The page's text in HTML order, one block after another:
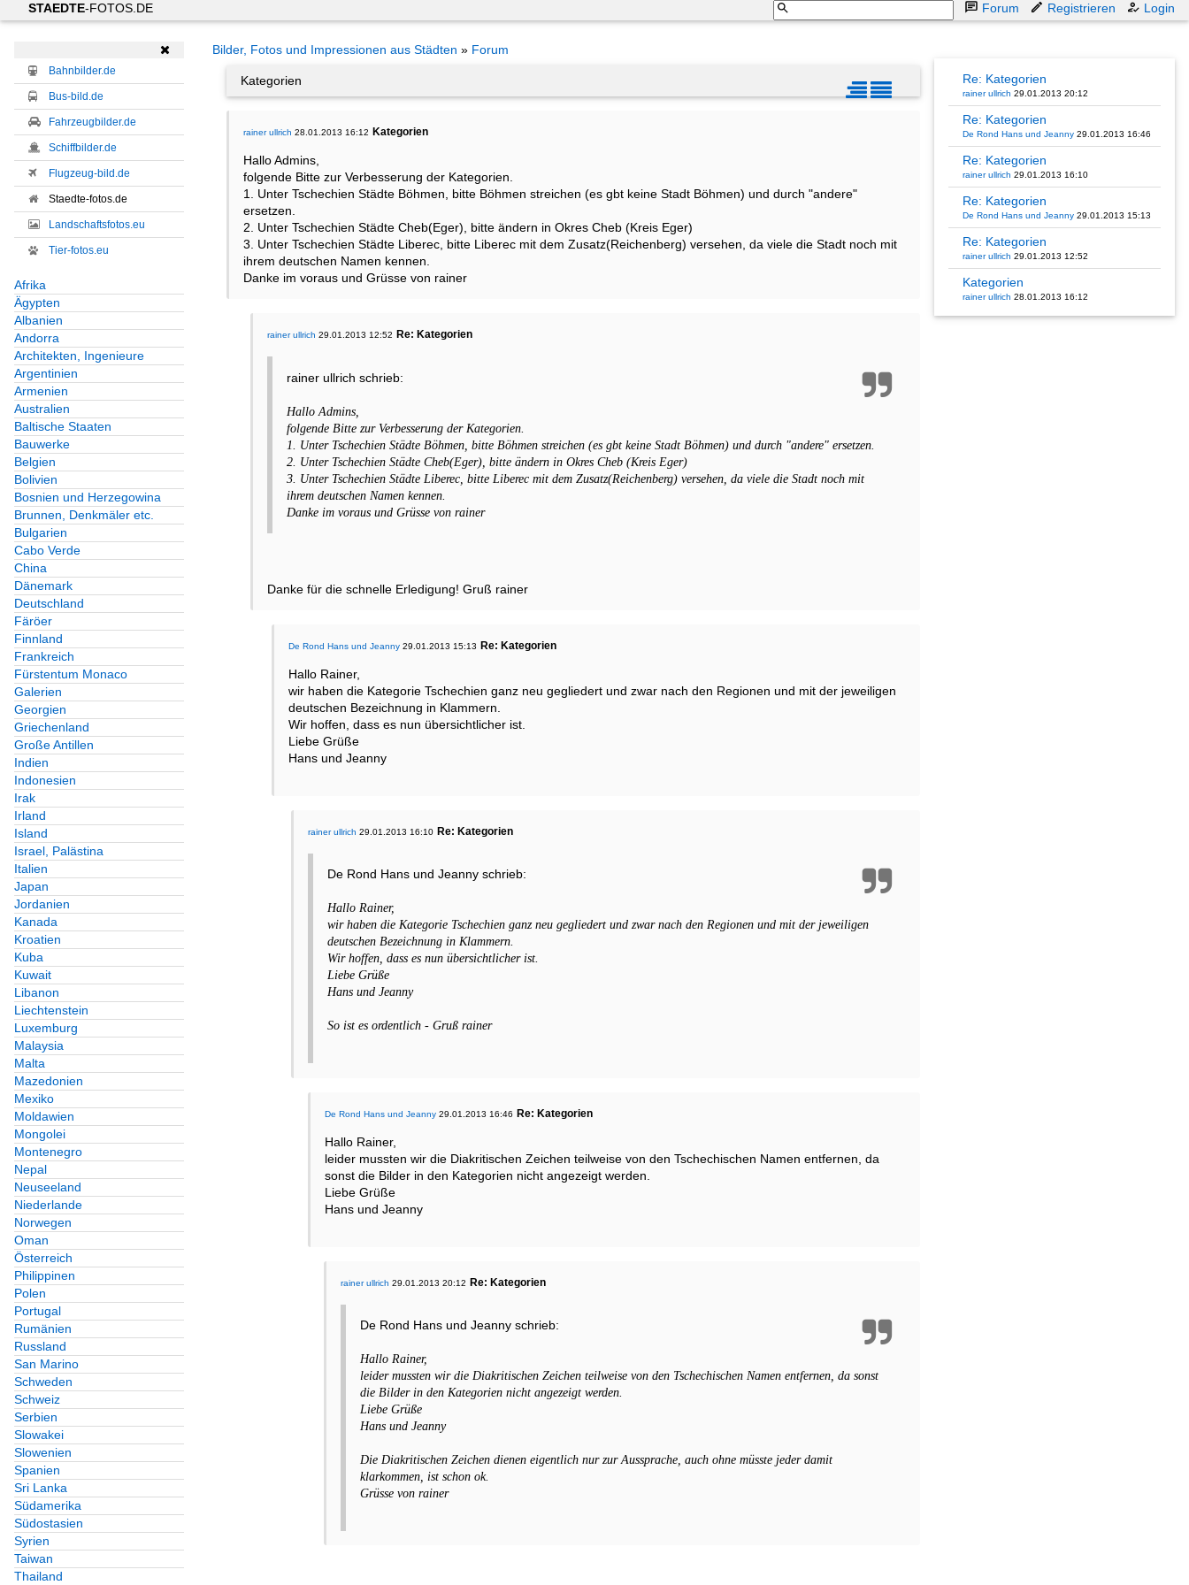
STAEDTE-FOTOS.DE Forum Registrieren Login

Bahnbilder.de
Bus-bild.de
Fahrzeugbilder.de
Schiffbilder.de
Flugzeug-bild.de
Staedte-fotos.de
Landschaftsfotos.eu
Tier-fotos.eu
Afrika
Ägypten
Albanien
Andorra
Architekten, Ingenieure
Argentinien
Armenien
Australien
Baltische Staaten
Bauwerke
Belgien
Bolivien
Bosnien und Herzegowina
Brunnen, Denkmäler etc.
Bulgarien
Cabo Verde
China
Dänemark
Deutschland
Färöer
Finnland
Frankreich
Fürstentum Monaco
Galerien
Georgien
Griechenland
Große Antillen
Indien
Indonesien
Irak
Irland
Island
Israel, Palästina
Italien
Japan
Jordanien
Kanada
Kroatien
Kuba
Kuwait
Libanon
Liechtenstein
Luxemburg
Malaysia
Malta
Mazedonien
Mexiko
Moldawien
Mongolei
Montenegro
Nepal
Neuseeland
Niederlande
Norwegen
Oman
Österreich
Philippinen
Polen
Portugal
Rumänien
Russland
San Marino
Schweden
Schweiz
Serbien
Slowakei
Slowenien
Spanien
Sri Lanka
Südamerika
Südostasien
Syrien
Taiwan
Thailand
Bilder, Fotos und Impressionen aus Städten » Forum
Kategorien
rainer ullrich 28.01.2013 16:12 Kategorien
Hallo Admins,
folgende Bitte zur Verbesserung der Kategorien.
1. Unter Tschechien Städte Böhmen, bitte Böhmen streichen (es gbt keine Stadt Böhmen) und durch "andere"
ersetzen.
2. Unter Tschechien Städte Cheb(Eger), bitte ändern in Okres Cheb (Kreis Eger)
3. Unter Tschechien Städte Liberec, bitte Liberec mit dem Zusatz(Reichenberg) versehen, da viele die Stadt noch mit
ihrem deutschen Namen kennen.
Danke im voraus und Grüsse von rainer
rainer ullrich 29.01.2013 12:52 Re: Kategorien
rainer ullrich schrieb:
Hallo Admins,
folgende Bitte zur Verbesserung der Kategorien.
1. Unter Tschechien Städte Böhmen, bitte Böhmen streichen (es gbt keine Stadt Böhmen) und durch "andere" ersetzen.
2. Unter Tschechien Städte Cheb(Eger), bitte ändern in Okres Cheb (Kreis Eger)
3. Unter Tschechien Städte Liberec, bitte Liberec mit dem Zusatz(Reichenberg) versehen, da viele die Stadt noch mit
ihrem deutschen Namen kennen.
Danke im voraus und Grüsse von rainer
Danke für die schnelle Erledigung! Gruß rainer
De Rond Hans und Jeanny 29.01.2013 15:13 Re: Kategorien
Hallo Rainer,
wir haben die Kategorie Tschechien ganz neu gegliedert und zwar nach den Regionen und mit der jeweiligen
deutschen Bezeichnung in Klammern.
Wir hoffen, dass es nun übersichtlicher ist.
Liebe Grüße
Hans und Jeanny
rainer ullrich 29.01.2013 16:10 Re: Kategorien
De Rond Hans und Jeanny schrieb:
Hallo Rainer,
wir haben die Kategorie Tschechien ganz neu gegliedert und zwar nach den Regionen und mit der jeweiligen
deutschen Bezeichnung in Klammern.
Wir hoffen, dass es nun übersichtlicher ist.
Liebe Grüße
Hans und Jeanny
So ist es ordentlich - Gruß rainer
De Rond Hans und Jeanny 29.01.2013 16:46 Re: Kategorien
Hallo Rainer,
leider mussten wir die Diakritischen Zeichen teilweise von den Tschechischen Namen entfernen, da
sonst die Bilder in den Kategorien nicht angezeigt werden.
Liebe Grüße
Hans und Jeanny
rainer ullrich 29.01.2013 20:12 Re: Kategorien
De Rond Hans und Jeanny schrieb:
Hallo Rainer,
leider mussten wir die Diakritischen Zeichen teilweise von den Tschechischen Namen entfernen, da sonst
die Bilder in den Kategorien nicht angezeigt werden.
Liebe Grüße
Hans und Jeanny
Die Diakritischen Zeichen dienen eigentlich nur zur Aussprache, auch ohne müsste jeder damit
klarkommen, ist schon ok.
Grüsse von rainer
Re: Kategorien
rainer ullrich 29.01.2013 20:12
Re: Kategorien
De Rond Hans und Jeanny29.01.2013 16:46
Re: Kategorien
rainer ullrich 29.01.2013 16:10
Re: Kategorien
De Rond Hans und Jeanny29.01.2013 15:13
Re: Kategorien
rainer ullrich 29.01.2013 12:52
Kategorien
rainer ullrich 28.01.2013 16:12